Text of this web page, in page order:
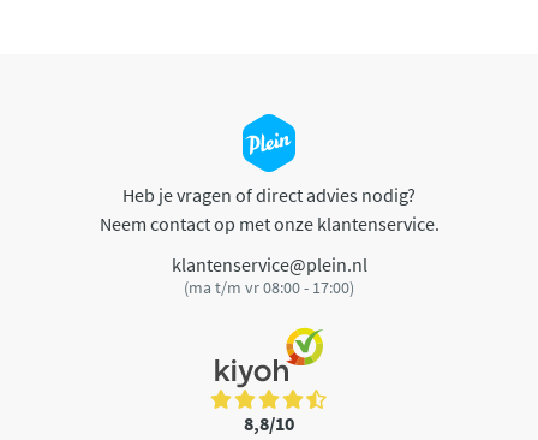
Heb je vragen of direct advies nodig?
Neem contact op met onze klantenservice.
klantenservice@plein.nl
(ma t/m vr 08:00 - 17:00)
8,8/10